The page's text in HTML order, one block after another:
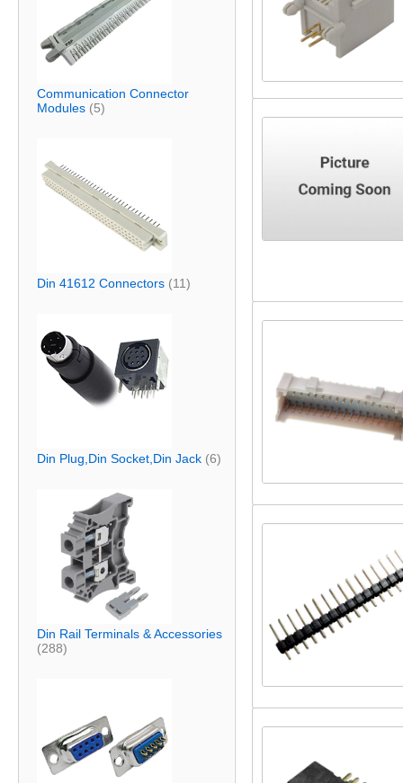
Communication Connector
Modules (5)
Din 41612 Connectors (11)
Din Plug,Din Socket,Din Jack (6)
Din Rail Terminals & Accessories
(288)